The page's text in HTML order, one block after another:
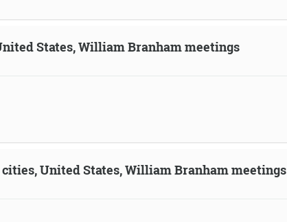
States, William Branham meetings
cities, United States, William Branham meetings